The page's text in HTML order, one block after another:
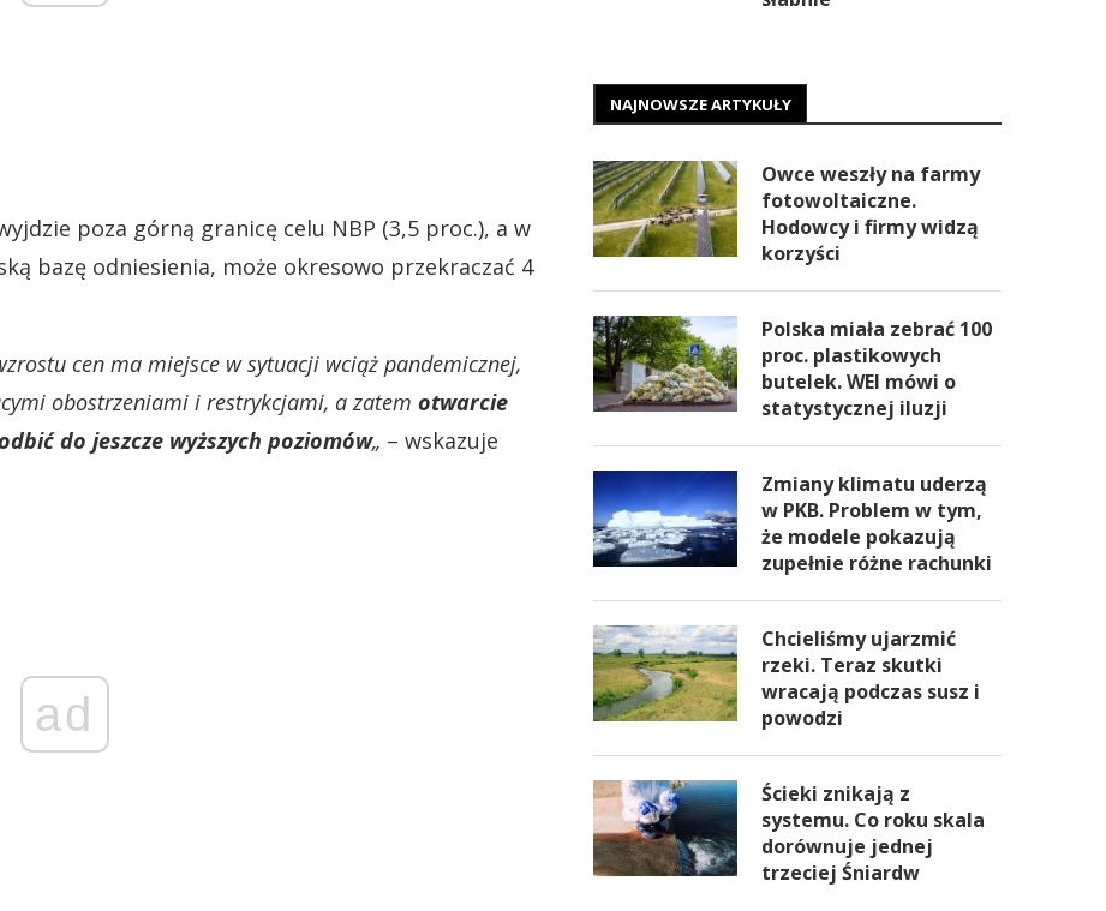
poza górną granicę celu NBP (3,5 proc.), a w
bazę odniesienia, może okresowo przekraczać 4
cen ma miejsce w sytuacji wciąż pandemicznej,
obostrzeniami i restrykcjami, a zatem otwarcie
do jeszcze wyższych poziomów„ – wskazuje
ad
NAJNOWSZE ARTYKUŁY
Owce weszły na farmy
fotowoltaiczne.
Hodowcy i firmy widzą
korzyści
Polska miała zebrać 100
proc. plastikowych
butelek. WEI mówi o
statystycznej iluzji
Zmiany klimatu uderzą
w PKB. Problem w tym,
że modele pokazują
zupełnie różne rachunki
Chcieliśmy ujarzmić
rzeki. Teraz skutki
wracają podczas susz i
powodzi
Ścieki znikają z
systemu. Co roku skala
dorównuje jednej
trzeciej Śniardw